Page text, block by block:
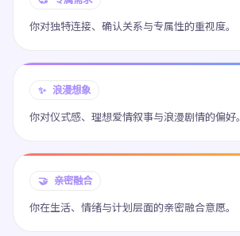
你对独特连接、确认关系与专属性的重视度。
✨ 浪漫想象
你对仪式感、理想爱情叙事与浪漫剧情的偏好。
🤝 亲密融合
你在生活、情绪与计划层面的亲密融合意愿。